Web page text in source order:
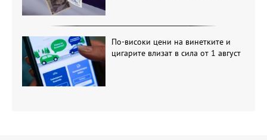
По-високи цени на винетките и
цигарите влизат в сила от 1 август